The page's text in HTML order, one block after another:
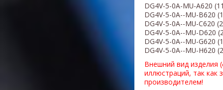
DG4V-5-0A-MU-A620 (
DG4V-5-0A--MU-B620 (
DG4V-5-0A--MU-C620 (
DG4V-5-0A--MU-D620 (
DG4V-5-0A--MU-G620
DG4V-5-0A--MU-H620
Внешний вид изделия
иллюстраций, так как
производителем!